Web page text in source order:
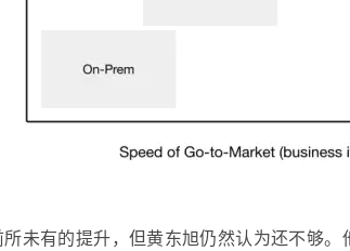
未有的提升，但黄东旭仍然认为还不够